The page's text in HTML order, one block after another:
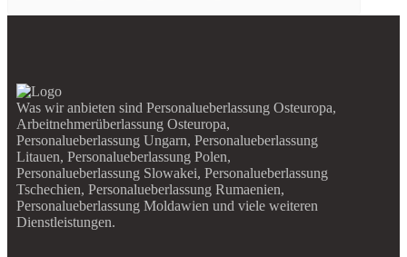
Was wir anbieten sind Personalueberlassung Osteuropa,
Arbeitnehmerüberlassung Osteuropa,
Personalueberlassung Ungarn, Personalueberlassung
Litauen, Personalueberlassung Polen,
Personalueberlassung Slowakei, Personalueberlassung
Tschechien, Personalueberlassung Rumaenien,
Personalueberlassung Moldawien und viele weiteren
Dienstleistungen.